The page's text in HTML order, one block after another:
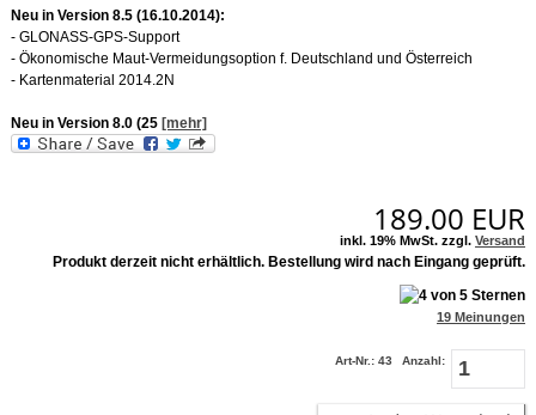
Neu in Version 8.5 (16.10.2014):
- GLONASS-GPS-Support
- Ökonomische Maut-Vermeidungsoption f. Deutschland und Österreich
- Kartenmaterial 2014.2N
Neu in Version 8.0 (25 [mehr]
189.00 EUR
inkl. 19% MwSt. zzgl.Versand
Produkt derzeit nicht erhältlich. Bestellung wird nach Eingang geprüft.
19 Meinungen
Art-Nr.: 43 Anzahl: